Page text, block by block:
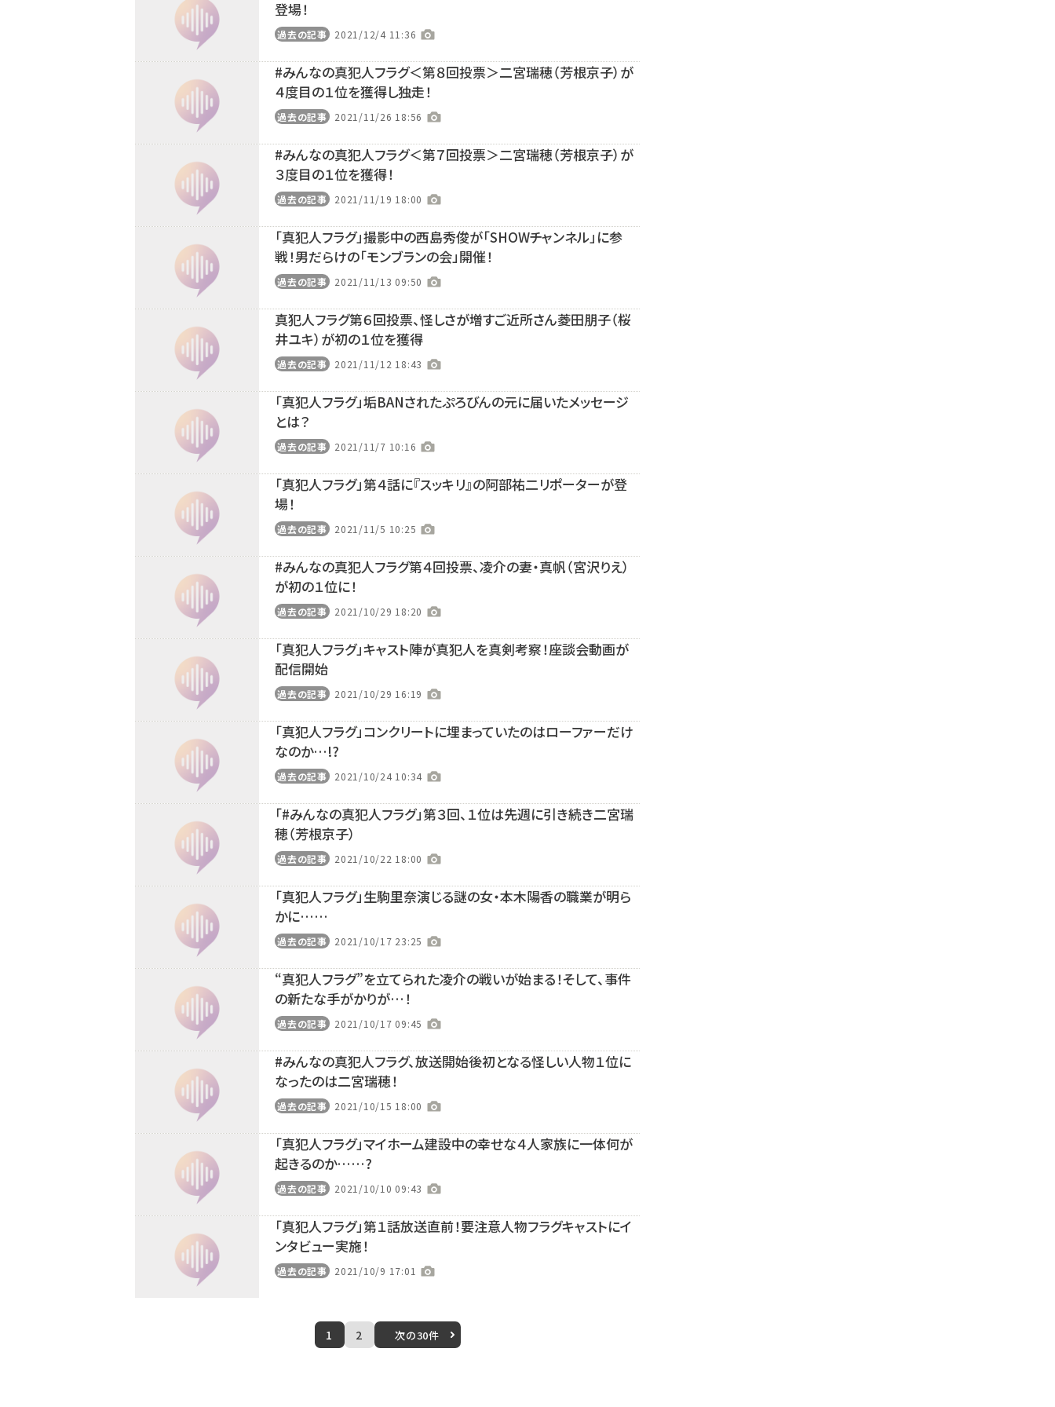
登場！
過去の記事 2021/12/4 11:36
#みんなの真犯人フラグ＜第８回投票＞二宮瑞穂（芳根京子）が
４度目の１位を獲得し独走！
過去の記事 2021/11/26 18:56
#みんなの真犯人フラグ＜第７回投票＞二宮瑞穂（芳根京子）が
３度目の１位を獲得！
過去の記事 2021/11/19 18:00
「真犯人フラグ」撮影中の西島秀俊が「SHOWチャンネル」に参
戦！男だらけの「モンブランの会」開催！
過去の記事 2021/11/13 09:50
真犯人フラグ第６回投票、怪しさが増すご近所さん菱田朋子（桜
井ユキ）が初の１位を獲得
過去の記事 2021/11/12 18:43
「真犯人フラグ」垢BANされたぷろびんの元に届いたメッセージ
とは？
過去の記事 2021/11/7 10:16
「真犯人フラグ」第４話に『スッキリ』の阿部祐二リポーターが登
場！
過去の記事 2021/11/5 10:25
#みんなの真犯人フラグ第４回投票、凌介の妻・真帆（宮沢りえ）
が初の１位に！
過去の記事 2021/10/29 18:20
「真犯人フラグ」キャスト陣が真犯人を真剣考察！座談会動画が
配信開始
過去の記事 2021/10/29 16:19
「真犯人フラグ」コンクリートに埋まっていたのはローファーだけ
なのか…!?
過去の記事 2021/10/24 10:34
「#みんなの真犯人フラグ」第３回、１位は先週に引き続き二宮瑞
穂（芳根京子）
過去の記事 2021/10/22 18:00
「真犯人フラグ」生駒里奈演じる謎の女・本木陽香の職業が明ら
かに……
過去の記事 2021/10/17 23:25
“真犯人フラグ”を立てられた凌介の戦いが始まる！そして、事件
の新たな手がかりが…！
過去の記事 2021/10/17 09:45
#みんなの真犯人フラグ、放送開始後初となる怪しい人物１位に
なったのは二宮瑞穂！
過去の記事 2021/10/15 18:00
「真犯人フラグ」マイホーム建設中の幸せな４人家族に一体何が
起きるのか……?
過去の記事 2021/10/10 09:43
「真犯人フラグ」第１話放送直前！要注意人物フラグキャストにイ
ンタビュー実施！
過去の記事 2021/10/9 17:01
1 2 次の30件